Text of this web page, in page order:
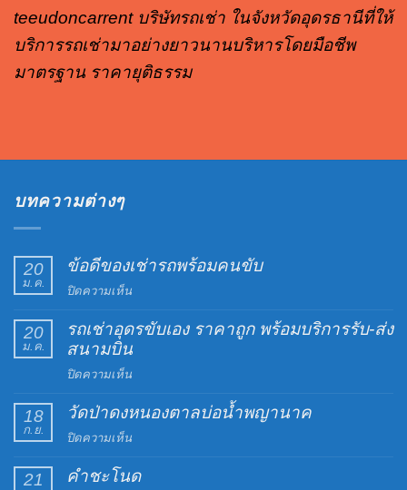
teeudoncarrent บริษัทรถเช่า ในจังหวัดอุดรธานีที่ให้
บริการรถเช่ามาอย่างยาวนานบริหารโดยมือชีพ
มาตรฐาน ราคายุติธรรม
บทความต่างๆ
20
ม.ค.
ข้อดีของเช่ารถพร้อมคนขับ
ปิดความเห็นบน
ของ
เช่า
ขับ
20
ม.ค.
รถเช่าอุดรขับเอง ราคาถูก พร้อมบริการรับ-ส่ง
สนามบิน
ปิดความเห็นบน
เช่า
18
ก.ย.
วัดป่าดงหนองตาลบ่อน้ำพญานาค
ปิดความเห็นบน
ป่าดง
21 คำชะโนด